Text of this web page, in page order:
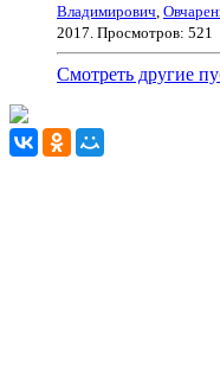
Владимирович
2017 . Просмотров: 521
Смотреть другие